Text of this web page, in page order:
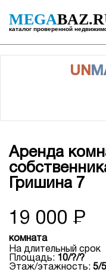
MEGA
каталог проверенной
UN
Аренда
Гришина 7
19 000 Р
комната
На длительный срок
Площадь: 10/?/?
Этаж/этажность: 5/5